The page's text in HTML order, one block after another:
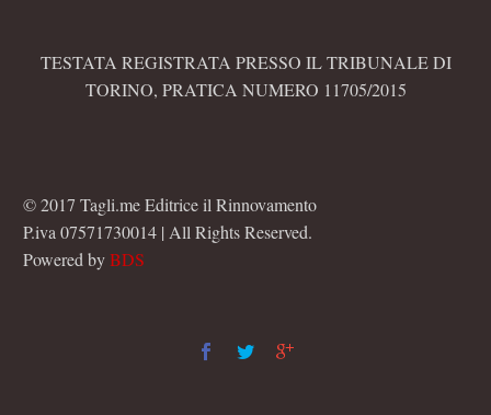
TESTATA REGISTRATA PRESSO IL TRIBUNALE DI
TORINO, PRATICA NUMERO 11705/2015
© 2017 Tagli.me Editrice il Rinnovamento
P.iva 07571730014 | All Rights Reserved.
Powered byBDS